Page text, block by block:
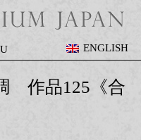
ENGLISH
作品125《合